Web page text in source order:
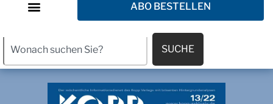
ABO BESTELLEN
SUCHE